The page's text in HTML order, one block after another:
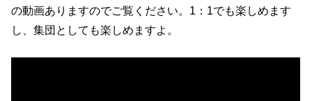
の動画ありますのでご覧ください。1：1でも楽しめます
し、集団としても楽しめますよ。